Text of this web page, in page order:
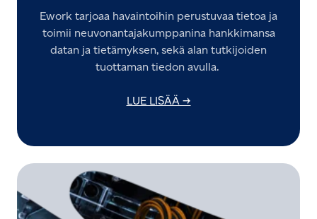
Ework tarjoaa havaintoihin perustuvaa tietoa ja
toimii neuvonantajakumppanina hankkimansa
datan ja tietämyksen, sekä alan tutkijoiden
tuottaman tiedon avulla.
LUE LISÄÄ →